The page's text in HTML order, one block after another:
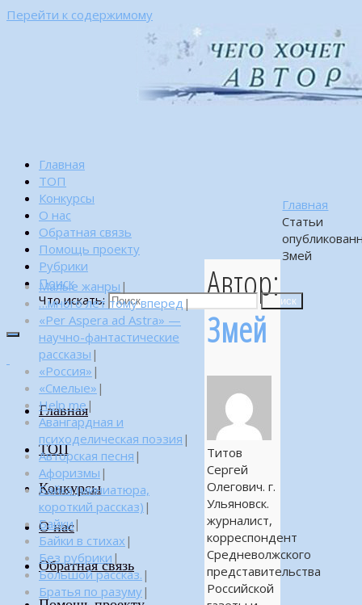
Перейти к содержимому
Главная
ТОП
Конкурсы
О нас
Обратная связь
Помощь проекту
Рубрики
Поиск
Что искать:
Поиск
Главная
ТОП
Конкурсы
О нас
Обратная связь
Главная
Статьи
Змей
Автор:
Змей
Титов
Сергей
Олегович. г.
Ульяновск.
журналист,
корреспондент
Средневолжского
представительства
Российской
Малые жанры |
…много лет тому вперед |
«Per Aspera ad Astra» —
научно-фантастические
рассказы |
«Россия» |
«Смелые» |
Help me|
Авангардная и
психоделическая поэзия |
Авторская песня |
Афоризмы |
Байка (миниатюра,
короткий рассказ) |
Байки|
Байки в стихах |
Без рубрики |
Большой рассказ. |
Братья по разуму|